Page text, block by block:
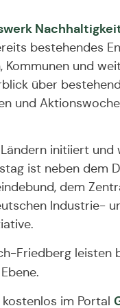
bestehendes
Kommunen und
über
und
initiiert und
ist neben dem
dem
Industrie-
Friedberg leisten
kostenlos im Portal